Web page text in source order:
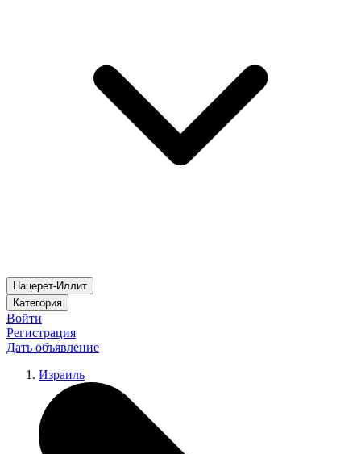
Нацерет-Иллит
Категория
Войти
Регистрация
Дать объявление
Израиль